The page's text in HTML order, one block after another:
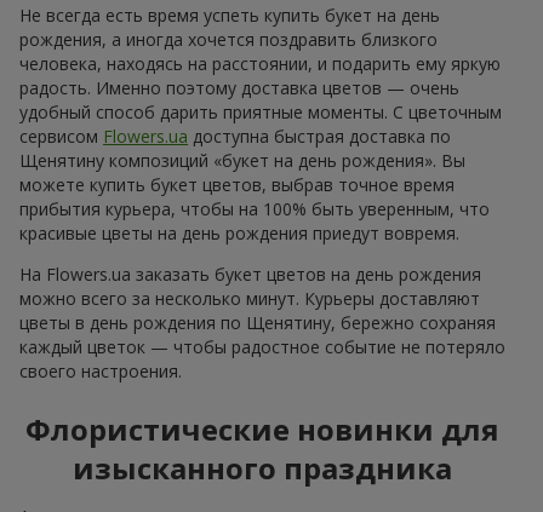
Все фото доставок
Заказать этот товар
Наши клиенты